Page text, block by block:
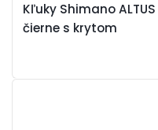
Kľuky Shimano
čierne s krytom